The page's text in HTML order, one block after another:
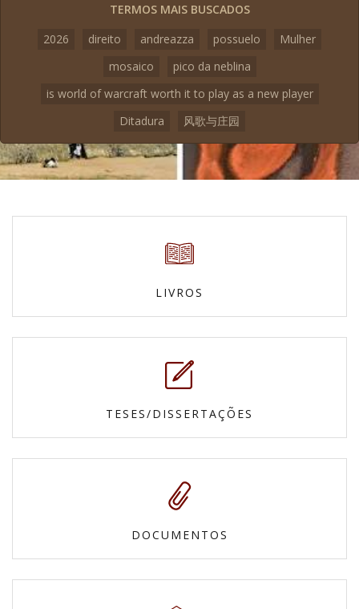
TERMOS MAIS BUSCADOS
2026
direito andreazza possuelo
Mulher
mosaico
pico da neblina
is world of warcraft worth it to play as a new player
Ditadura
风歌与庄园
LIVROS
TESES/DISSERTAÇÕES
DOCUMENTOS